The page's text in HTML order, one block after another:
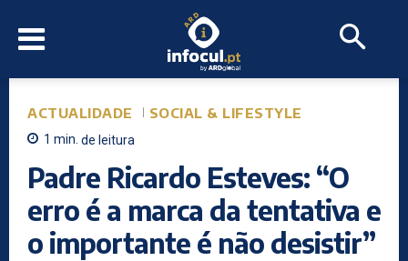
ACTUALIDADE SOCIAL & LIFESTYLE
1 min. de leitura
Padre Ricardo Esteves: “O
erro é a marca da tentativa e
o importante é não desistir”